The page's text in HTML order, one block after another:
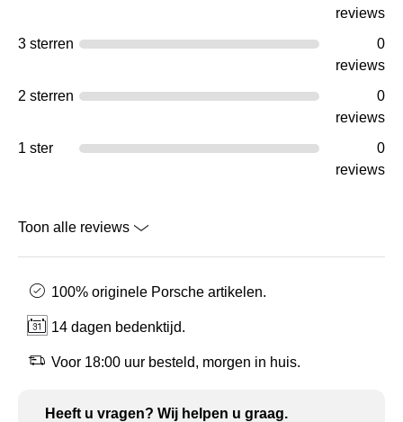
reviews
3 sterren
0
reviews
2 sterren
0
reviews
1 ster
0
reviews
Toon alle reviews
100% originele Porsche artikelen.
14 dagen bedenktijd.
Voor 18:00 uur besteld, morgen in huis.
Heeft u vragen? Wij helpen u graag.